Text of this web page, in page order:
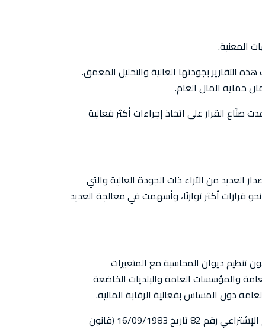
المعنية.
التقارير بجودتها العالية والتحليل المعمق.
حماية المال العام.
القرار على اتخاذ إجراءات أكثر فعالية
العديد من الآراء ذات الجودة العالية والتي
قرارات أكثر توازنًا، وأسهمت في معالجة العديد
المحددة في قانون تنظيم ديوان المحاسبة مع المتغيرات
6/م تاريخ 20/2/2024 طلبنا بموجبها من الإدارات العامة والمؤسسات العامة والبلديات الخاضعة
دون المساس بفعالية الرقابة المالية.
وبالتوازي، سعينا مع الجهات المعنية لتقديم إقتراح قانون معجل مكرر لتعديل المواد /34/و /35/ و/36/ و/60/ من المرسوم الإشتراعي رقم 82 تاريخ 16/09/1983 (قانون